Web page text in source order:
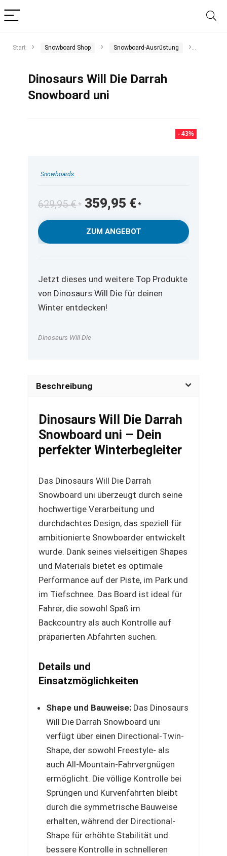
Start Snowboard Shop Snowboard-Ausrüstung
Dinosaurs Will Die Darrah
Snowboard uni
- 43%
Snowboards
629,95€
Ursprünglicher
Preis
war:
629,95 €
359,95 € Aktueller
Preis
359,95 €.
ZUM ANGEBOT
Jetzt dieses und weitere Top Produkte
von Dinosaurs Will Die für deinen
Winter entdecken!
Dinosaurs Will Die
Beschreibung
Dinosaurs Will Die Darrah
Snowboard uni – Dein
perfekter Winterbegleiter
Das Dinosaurs Will Die Darrah
Snowboard uni überzeugt durch seine
hochwertige Verarbeitung und
durchdachtes Design, das speziell für
ambitionierte Snowboarder entwickelt
wurde. Dank seines vielseitigen Shapes
und Materials bietet es optimale
Performance auf der Piste, im Park und
im Tiefschnee. Das Board ist ideal für
Fahrer, die sowohl Spaß im
Backcountry als auch Kontrolle auf
präparierten Abfahrten suchen.
Details und
Einsatzmöglichkeiten
Shape und Bauweise: Das Dinosaurs
Will Die Darrah Snowboard uni
verfügt über einen Directional-Twin-
Shape, der sowohl Freestyle- als
auch All-Mountain-Fahrvergnügen
ermöglicht. Die völlige Kontrolle bei
Sprüngen und Kurvenfahrten bleibt
durch die symmetrische Bauweise
erhalten, während der Directional-
Shape für erhöhte Stabilität und
bessere Kontrolle in schnelleren